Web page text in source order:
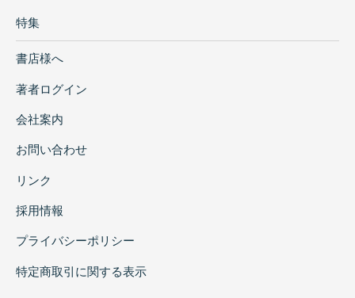
特集
書店様へ
著者ログイン
会社案内
お問い合わせ
リンク
採用情報
プライバシーポリシー
特定商取引に関する表示